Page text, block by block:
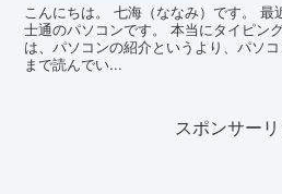
こんにちは。 七海（ななみ）です。 最
士通のパソコンです。 本当にタイピ
は、パソコンの紹介というより、パソ
まで読んでい...
スポンサー